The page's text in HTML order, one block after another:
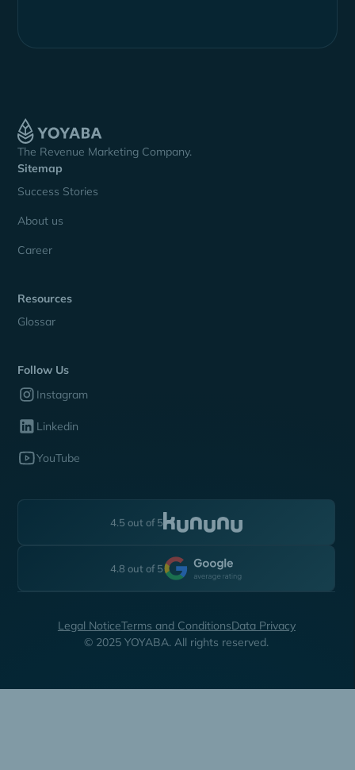
The Revenue Marketing Company.
Sitemap
Success Stories
About us
Career
Resources
Glossar
Follow Us
Instagram
Linkedin
YouTube
4.5 out of 5
4.8 out of 5
© 2025 YOYABA. All rights reserved.
Legal NoticeTerms and ConditionsData Privacy